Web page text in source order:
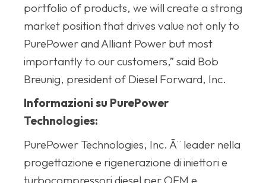
portfolio of products, we will create a strong
market position that drives value not only to
PurePower and Alliant Power but most
importantly to our customers,” said Bob
Breunig, president of Diesel Forward, Inc.
Informazioni su PurePower
Technologies:
PurePower Technologies, Inc. Ã¨ leader nella
progettazione e rigenerazione di iniettori e
turbocompressori diesel per OEM e